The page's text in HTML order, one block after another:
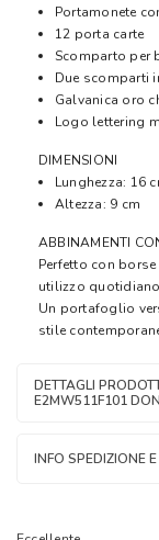
Portamonete
12 porta carte
Scomparto per
Due scomparti
Galvanica oro
Logo lettering
DIMENSIONI
Lunghezza: 16
Altezza: 9 cm
ABBINAMENTI
Perfetto con
utilizzo
Un portafoglio
stile
DETTAGLI
E2MW511F101
INFO SPEDIZIONE